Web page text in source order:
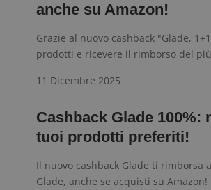
anche su Amazon!
Grazie al nuovo cashback "Glade,
prodotti e ricevere il rimborso del
11 Dicembre 2025
Cashback Glade 100%:
tuoi prodotti preferiti!
Il nuovo cashback Glade ti rimborsa
Glade, anche se acquisti su